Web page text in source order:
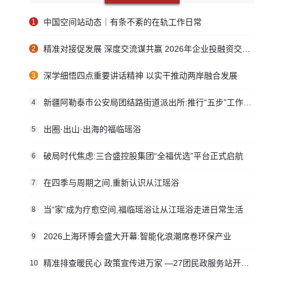
1 中国空间站动态｜有条不紊的在轨工作日常
2 精准对接促发展 深度交流谋共赢 2026年企业投融资交流活动第二期圆满举行
3 深学细悟四点重要讲话精神 以实干推动两岸融合发展
4 新疆阿勒泰市公安局团结路街道派出所:推行“五步”工作法 打造新时代“枫”景线
5 出圈·出山·出海的福临瑶浴
6 破局时代焦虑:三合盛控股集团“全福优选”平台正式启航
7 在四季与周期之间,重新认识从江瑶浴
8 当“家”成为疗愈空间,福临瑶浴让从江瑶浴走进日常生活
9 2026上海环博会盛大开幕:智能化浪潮席卷环保产业
10 精准排查暖民心 政策宣传进万家 —27团民政服务站开展社会救助入户走访活动